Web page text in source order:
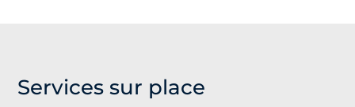
Services sur place